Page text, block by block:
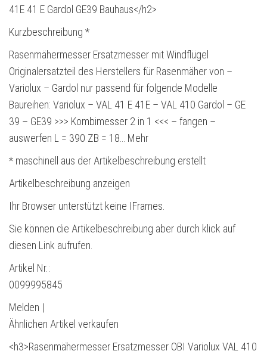
41E 41 E Gardol GE39 Bauhaus</h2>
Kurzbeschreibung *
Rasenmähermesser Ersatzmesser mit Windflügel
Originalersatzteil des Herstellers für Rasenmäher von –
Variolux – Gardol nur passend für folgende Modelle
Baureihen: Variolux – VAL 41 E 41E – VAL 410 Gardol – GE
39 – GE39 >>> Kombimesser 2 in 1 <<< – fangen –
auswerfen L = 390 ZB = 18… Mehr
* maschinell aus der Artikelbeschreibung erstellt
Artikelbeschreibung anzeigen
Ihr Browser unterstützt keine IFrames.
Sie können die Artikelbeschreibung aber durch klick auf
diesen Link aufrufen.
Artikel Nr.:
0099995845
Melden |
Ähnlichen Artikel verkaufen
<h3>Rasenmähermesser Ersatzmesser OBI Variolux VAL 410